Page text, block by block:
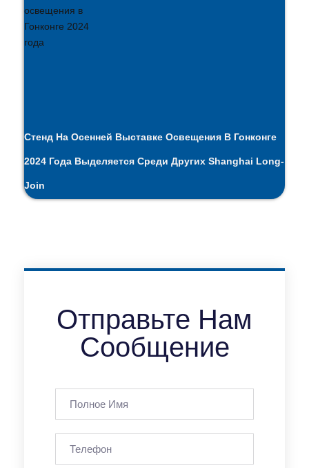
Стенд На Осенней Выставке Освещения В Гонконге
2024 Года Выделяется Среди Других Shanghai Long-
Join
Отправьте Нам
Сообщение